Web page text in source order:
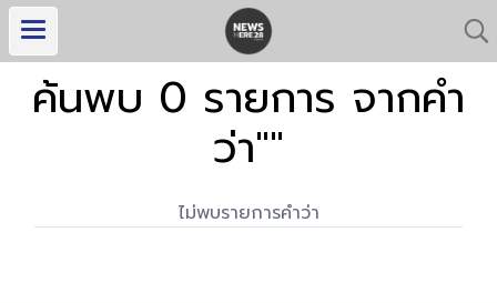
ค้นพบ 0 รายการ จากคำ
ว่า""
ไม่พบรายการคำว่า